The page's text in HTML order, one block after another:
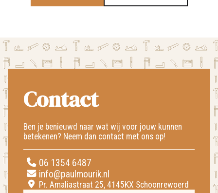
Contact
Ben je benieuwd naar wat wij voor jouw kunnen
betekenen? Neem dan contact met ons op!
06 1354 6487
info@paulmourik.nl
Pr. Amaliastraat 25, 4145KX Schoonrewoerd